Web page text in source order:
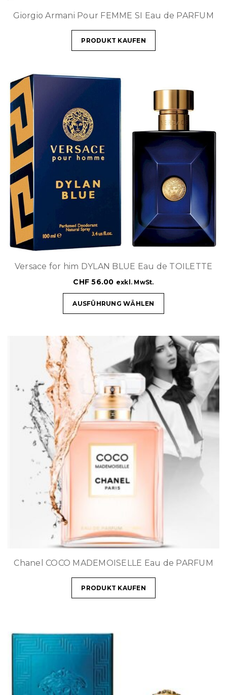
Giorgio Armani Pour FEMME SI Eau de PARFUM
PRODUKT KAUFEN
Versace for him DYLAN BLUE Eau de TOILETTE
CHF 56.00 exkl. MwSt.
AUSFÜHRUNG WÄHLEN
Chanel COCO MADEMOISELLE Eau de PARFUM
PRODUKT KAUFEN